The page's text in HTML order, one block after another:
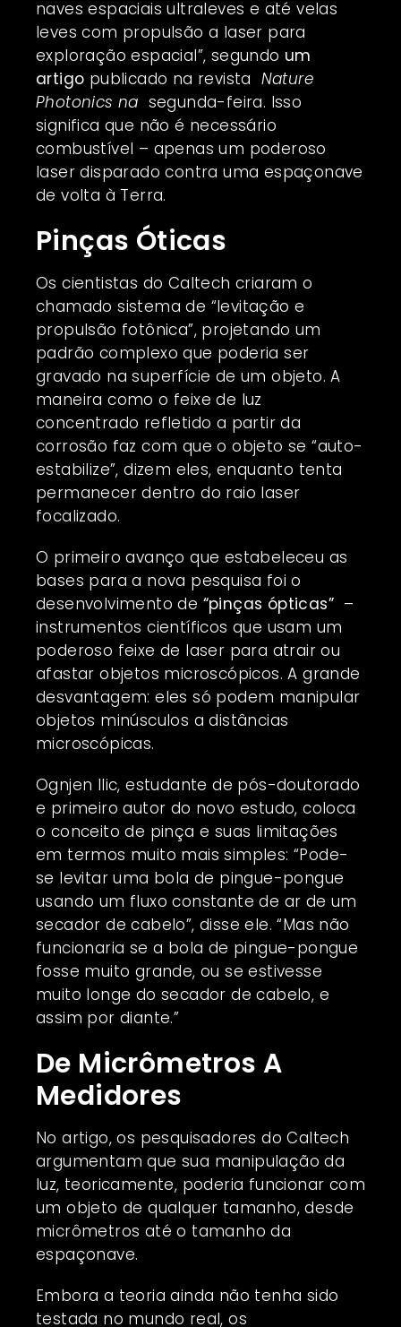
naves espaciais ultraleves e até velas
leves com propulsão a laser para
exploração espacial”, segundo um
artigo publicado na revista Nature
Photonics na segunda-feira. Isso
significa que não é necessário
combustível – apenas um poderoso
laser disparado contra uma espaçonave
de volta à Terra.
Pinças Óticas
Os cientistas do Caltech criaram o
chamado sistema de “levitação e
propulsão fotônica”, projetando um
padrão complexo que poderia ser
gravado na superfície de um objeto. A
maneira como o feixe de luz
concentrado refletido a partir da
corrosão faz com que o objeto se “auto-
estabilize”, dizem eles, enquanto tenta
permanecer dentro do raio laser
focalizado.
O primeiro avanço que estabeleceu as
bases para a nova pesquisa foi o
desenvolvimento de “pinças ópticas” –
instrumentos científicos que usam um
poderoso feixe de laser para atrair ou
afastar objetos microscópicos. A grande
desvantagem: eles só podem manipular
objetos minúsculos a distâncias
microscópicas.
Ognjen Ilic, estudante de pós-doutorado
e primeiro autor do novo estudo, coloca
o conceito de pinça e suas limitações
em termos muito mais simples: “Pode-
se levitar uma bola de pingue-pongue
usando um fluxo constante de ar de um
secador de cabelo”, disse ele. “Mas não
funcionaria se a bola de pingue-pongue
fosse muito grande, ou se estivesse
muito longe do secador de cabelo, e
assim por diante.”
De Micrômetros A
Medidores
No artigo, os pesquisadores do Caltech
argumentam que sua manipulação da
luz, teoricamente, poderia funcionar com
um objeto de qualquer tamanho, desde
micrômetros até o tamanho da
espaçonave.
Embora a teoria ainda não tenha sido
testada no mundo real, os